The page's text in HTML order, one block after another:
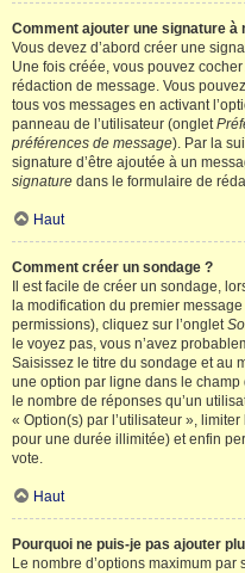
Comment ajouter une signature à
Vous devez d’abord créer une
Une fois créée, vous pouvez cocher
rédaction de message. Vous
tous vos messages en activant
panneau de l’utilisateur (onglet
préférences de message). Par la
signature d’être ajoutée à un
signature dans le formulaire de
Haut
Comment créer un sondage ?
Il est facile de créer un sondage,
la modification du premier
permissions), cliquez sur l’onglet
le voyez pas, vous n’avez
Saisissez le titre du sondage et au
une option par ligne dans le
le nombre de réponses qu’un
« Option(s) par l’utilisateur »,
pour une durée illimitée) et enfin
vote.
Haut
Pourquoi ne puis-je pas ajouter
Le nombre d’options maximum par